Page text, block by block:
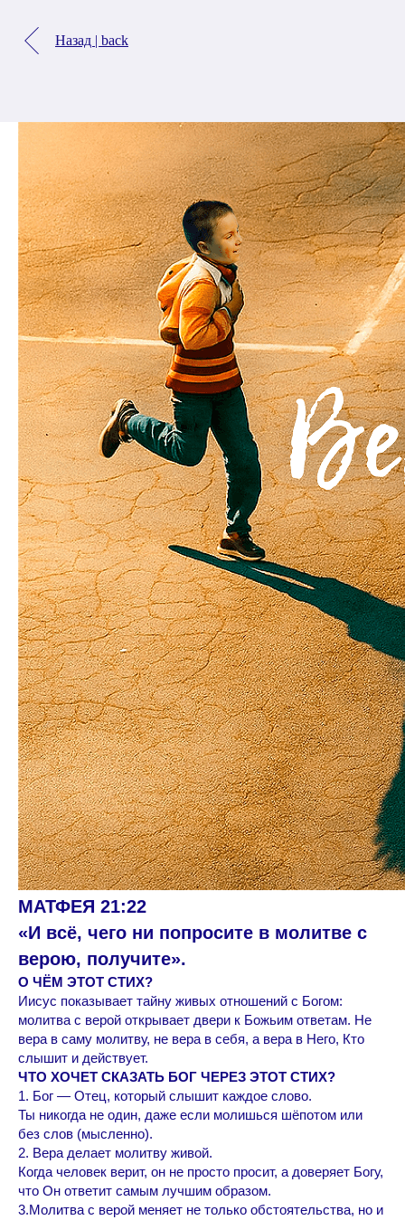
Назад | back
МАТФЕЯ 21:22
«И всё, чего ни попросите в молитве с
верою, получите».
О ЧЁМ ЭТОТ СТИХ?
Иисус показывает тайну живых отношений с Богом:
молитва с верой открывает двери к Божьим ответам. Не
вера в саму молитву, не вера в себя, а вера в Него, Кто
слышит и действует.
ЧТО ХОЧЕТ СКАЗАТЬ БОГ ЧЕРЕЗ ЭТОТ СТИХ?
1. Бог — Отец, который слышит каждое слово.
Ты никогда не один, даже если молишься шёпотом или
без слов (мысленно).
2. Вера делает молитву живой.
Когда человек верит, он не просто просит, а доверяет Богу,
что Он ответит самым лучшим образом.
3.Молитва с верой меняет не только обстоятельства, но и